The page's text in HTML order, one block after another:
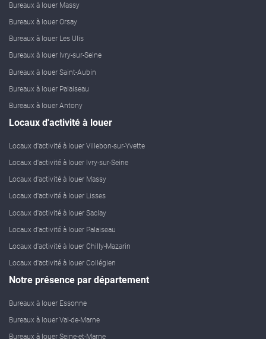
Bureaux à louer Massy
Bureaux à louer Orsay
Bureaux à louer Les Ulis
Bureaux à louer Ivry-sur-Seine
Bureaux à louer Saint-Aubin
Bureaux à louer Palaiseau
Bureaux à louer Antony
Locaux d'activité à louer
Locaux d'activité à louer Villebon-sur-Yvette
Locaux d'activité à louer Ivry-sur-Seine
Locaux d'activité à louer Massy
Locaux d'activité à louer Lisses
Locaux d'activité à louer Saclay
Locaux d'activité à louer Palaiseau
Locaux d'activité à louer Chilly-Mazarin
Locaux d'activité à louer Collégien
Notre présence par département
Bureaux à louer Essonne
Bureaux à louer Val-de-Marne
Bureaux à louer Seine-et-Marne